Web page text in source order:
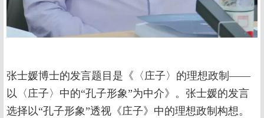
张士媛博士的发言题目是《〈庄子〉的理想政制——
以〈庄子〉中的“孔子形象”为中介》。张士媛的发言
选择以“孔子形象”透视《庄子》中的理想政制构想。